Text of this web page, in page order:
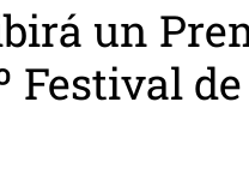
un
Festival